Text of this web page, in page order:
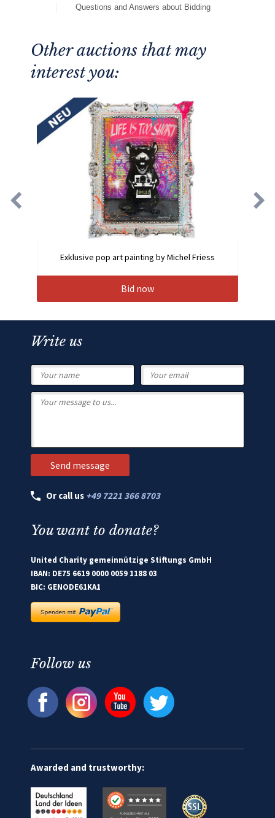
Questions and Answers about Bidding
Other auctions that may
interest you:
Exklusive pop art painting by Michel Friess
Bid now
Write us
Or call us +49 7221 366 8703
You want to donate?
United Charity gemeinnützige Stiftungs GmbH
IBAN: DE75 6619 0000 0059 1188 03
BIC: GENODE61KA1
Follow us
Awarded and trustworthy: